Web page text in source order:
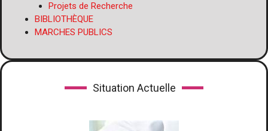
Projets de Recherche
BIBLIOTHÈQUE
MARCHES PUBLICS
Situation Actuelle